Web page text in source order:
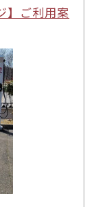
】ご利用案